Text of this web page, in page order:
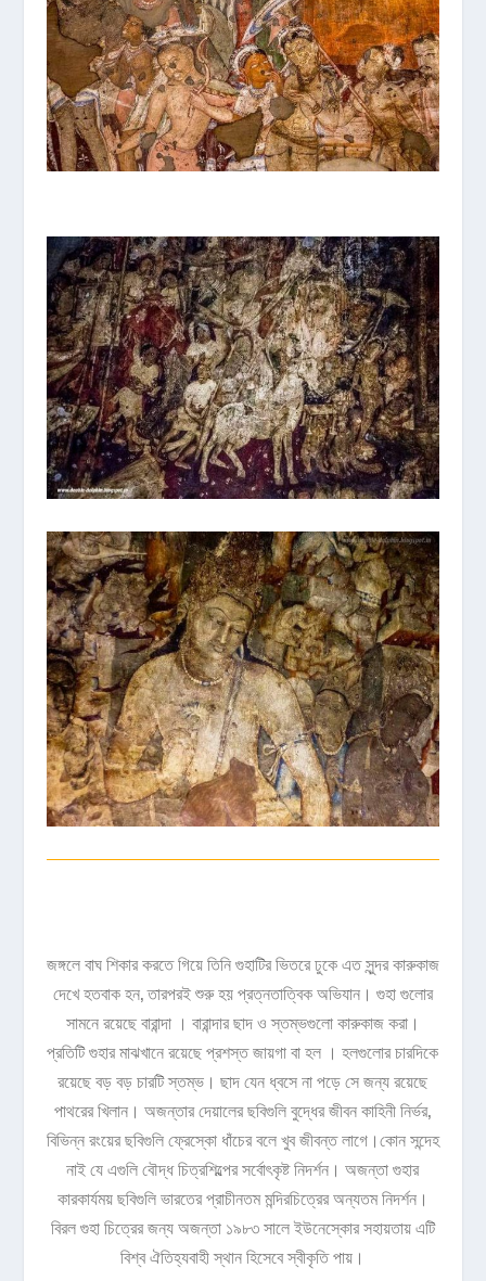
জঙ্গলে বাঘ শিকার করতে গিয়ে তিনি গুহাটির ভিতরে ঢুকে এত সুন্দর কারুকাজ
দেখে হতবাক হন, তারপরই শুরু হয় প্রত্নতাত্বিক অভিযান। গুহা গুলোর
সামনে রয়েছে বারান্দা । বারান্দার ছাদ ও স্তম্ভগুলো কারুকাজ করা।
প্রতিটি গুহার মাঝখানে রয়েছে প্রশস্ত জায়গা বা হল । হলগুলোর চারদিকে
রয়েছে বড় বড় চারটি স্তম্ভ। ছাদ যেন ধ্বসে না পড়ে সে জন্য রয়েছে
পাথরের খিলান। অজন্তার দেয়ালের ছবিগুলি বুদ্ধের জীবন কাহিনী নির্ভর,
বিভিন্ন রংয়ের ছবিগুলি ফ্রেস্কো ধাঁচের বলে খুব জীবন্ত লাগে।কোন সন্দেহ
নাই যে এগুলি বৌদ্ধ চিত্রশিল্পের সর্বোৎকৃষ্ট নিদর্শন। অজন্তা গুহার
কারকার্যময় ছবিগুলি ভারতের প্রাচীনতম মন্দিরচিত্রের অন্যতম নিদর্শন।
বিরল গুহা চিত্রের জন্য অজন্তা ১৯৮৩ সালে ইউনেস্কোর সহায়তায় এটি
বিশ্ব ঐতিহ্যবাহী স্থান হিসেবে স্বীকৃতি পায়।